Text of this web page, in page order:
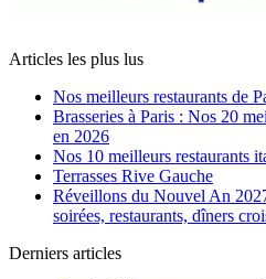
Articles les plus lus
Nos meilleurs restaurants de
Brasseries à Paris : Nos 20
en 2026
Nos 10 meilleurs restaurants
Terrasses Rive Gauche
Réveillons du Nouvel An
soirées, restaurants, dîners
Derniers articles